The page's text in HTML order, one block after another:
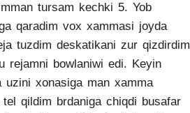
tursam kechki 5. Yob
qaradim vox xammasi joyda
tuzdim deskatikani zur qizdirdim
rejamni bowlaniwi edi. Keyin
xonasiga man xamma
qildim brdaniga chiqdi busafar